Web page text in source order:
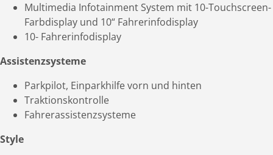
Multimedia Infotainment System mit 10-Touchscreen-
Farbdisplay und 10“ Fahrerinfodisplay
10- Fahrerinfodisplay
Assistenzsysteme
Parkpilot, Einparkhilfe vorn und hinten
Traktionskontrolle
Fahrerassistenzsysteme
Style